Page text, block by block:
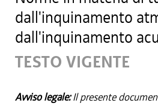
dall'inquinamento
dall'inquinamento
TESTO VIGENTE
Avviso legale:Il presente